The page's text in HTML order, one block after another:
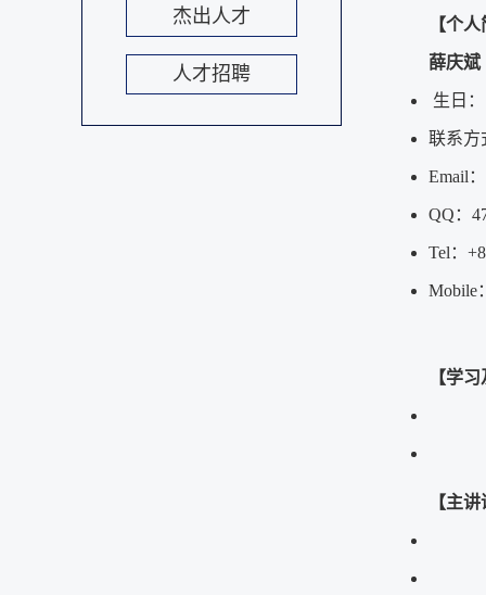
杰出人才
人才招聘
【个
薛庆斌
生日
联系方
Email：
QQ：
Tel：
Mobile
【学
【主